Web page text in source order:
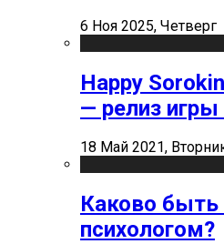
6 Ноя 2025, Четверг
Happy
— релиз игры
18 Май 2021,
Каково
психологом?